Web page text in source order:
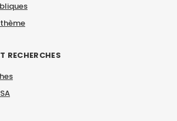
RECHERCHES